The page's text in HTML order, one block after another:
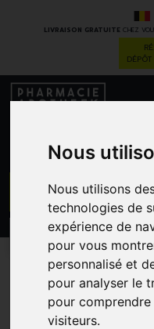
Nous
Nous utilisons
technologies de
expérience de
pour vous
personnalisé et
pour analyser le
pour
visiteurs.
LIVRAISON GRATUITECHEZ
CATÉGORIES
Soins des